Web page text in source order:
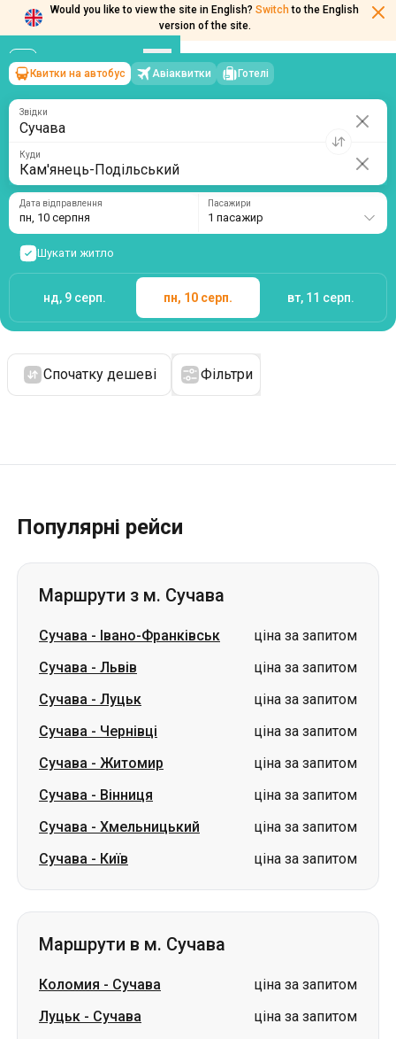
Would you like to view the site in English? Switch to the English
version of the site.
Сучава→Кам'янець-Подільський
пн, 10 серпня/1 пасажир
Квитки на автобус Авіаквитки Готелі
Звідки
Куди
Дата відправлення
пн, 10 серпня
Пасажири
1 пасажир
Шукати житло
нд, 9 серп. пн, 10 серп. вт, 11 серп.
Спочатку дешеві Фільтри
Популярні рейси
Маршрути з м. Сучава
Сучава - Івано-Франківськ
ціна за запитом
Сучава - Львів
ціна за запитом
Сучава - Луцьк
ціна за запитом
Сучава - Чернівці
ціна за запитом
Сучава - Житомир
ціна за запитом
Сучава - Вінниця
ціна за запитом
Сучава - Хмельницький
ціна за запитом
Сучава - Київ ціна за запитом
Маршрути в м. Сучава
Коломия - Сучава
ціна за запитом
Луцьк - Сучава
ціна за запитом